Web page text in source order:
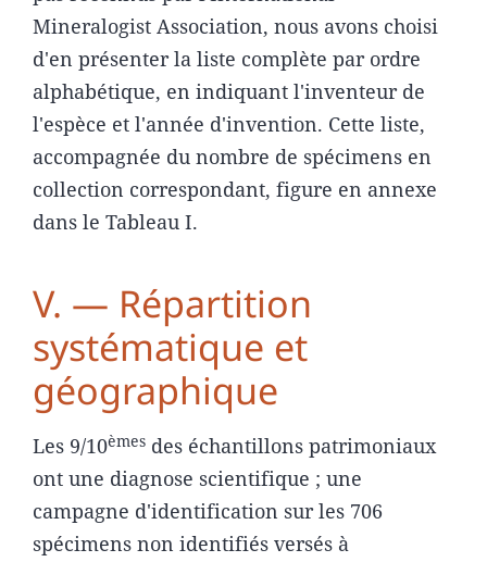
Mineralogist Association, nous avons choisi
d'en présenter la liste complète par ordre
alphabétique, en indiquant l'inventeur de
l'espèce et l'année d'invention. Cette liste,
accompagnée du nombre de spécimens en
collection correspondant, figure en annexe
dans le Tableau I.
V. — Répartition
systématique et
géographique
Les 9/10èmes des échantillons patrimoniaux
ont une diagnose scientifique ; une
campagne d'identification sur les 706
spécimens non identifiés versés à